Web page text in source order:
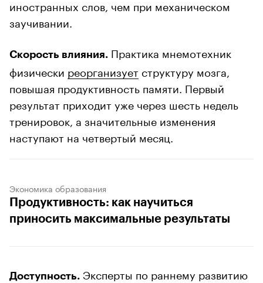
иностранных слов, чем при механическом
заучивании.
Скорость влияния. Практика мнемотехник
физически реорганизует структуру мозга,
повышая продуктивность памяти. Первый
результат приходит уже через шесть недель
тренировок, а значительные изменения
наступают на четвертый месяц.
Экономика образования
Продуктивность: как научиться
приносить максимальные результаты
Доступность. Эксперты по раннему развитию